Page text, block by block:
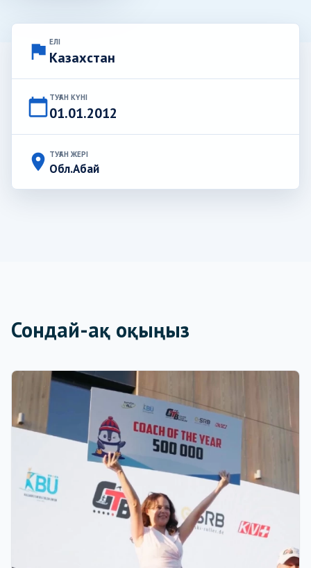
flag ЕЛІ
Казахстан
calendar_today ТУҒАН КҮНІ
01.01.2012
place ТУҒАН ЖЕРІ
Обл.Абай
Сондай-ақ оқыңыз